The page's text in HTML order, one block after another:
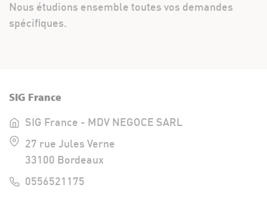
Nous étudions ensemble toutes vos demandes
spécifiques.
SIG France
SIG France - MDV NEGOCE SARL
27 rue Jules Verne
33100 Bordeaux
0556521175